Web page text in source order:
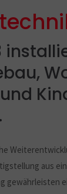
aus
gewährleisten